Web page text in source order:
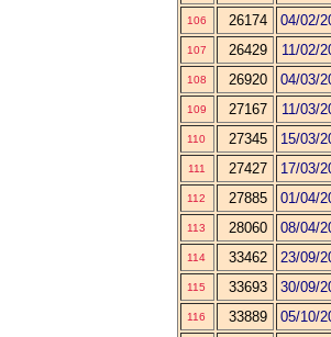
106 26174 04/02/
107 26429 11/02/
108 26920 04/03/
109 27167 11/03/
110 27345 15/03/
111 27427 17/03/
112 27885 01/04/
113 28060 08/04/
114 33462 23/09/
115 33693 30/09/
116 33889 05/10/